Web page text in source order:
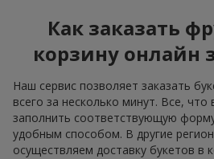
Как заказать
корзину онлайн
Наш сервис позволяет заказать
всего за несколько минут. Все,
заполнить соответствующую
удобным способом. В другие
осуществляем доставку букетов в